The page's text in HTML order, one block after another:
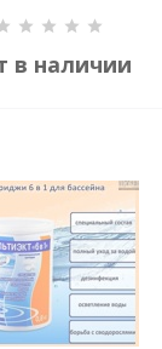
в наличии